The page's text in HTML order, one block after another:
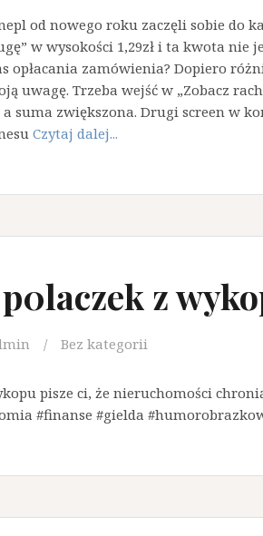
od nowego roku zaczęli sobie do
w wysokości 1,29zł i ta kwota nie
opłacania zamówienia? Dopiero
uwagę. Trzeba wejść w „Zobacz
suma zwiększona. Drugi screen w
Czytaj dalej...
z
Bez kategorii
pisze ci, że nieruchomości
#finanse #gielda